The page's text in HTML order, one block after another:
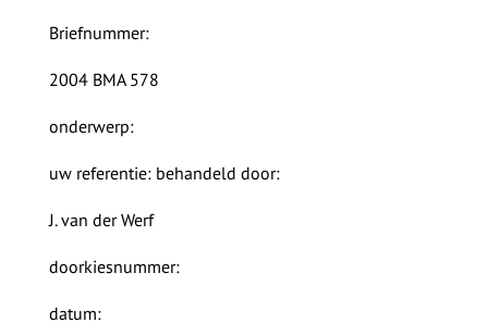
Briefnummer:
2004 BMA 578
onderwerp:
uw referentie: behandeld door:
J. van der Werf
doorkiesnummer:
datum: